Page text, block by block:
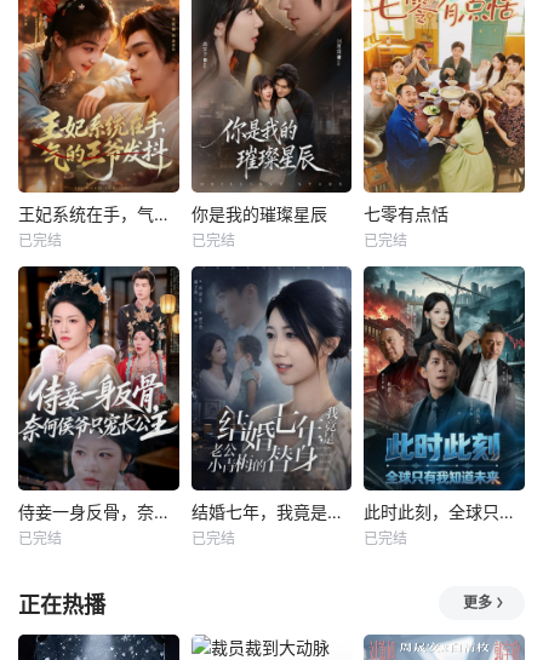
王妃系统在手，气的王爷发抖
已完结
你是我的璀璨星辰
已完结
七零有点恬
已完结
侍妾一身反骨，奈何侯爷只宠长公主
已完结
结婚七年，我竟是老公小青梅的替身
已完结
此时此刻，全球只有我知道未来
已完结
正在热播 更多